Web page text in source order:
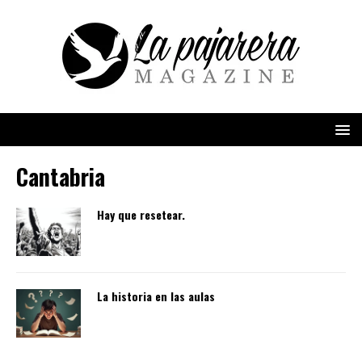
Cantabria
Hay que resetear.
La historia en las aulas